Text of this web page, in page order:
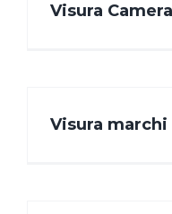
Visura
Visura